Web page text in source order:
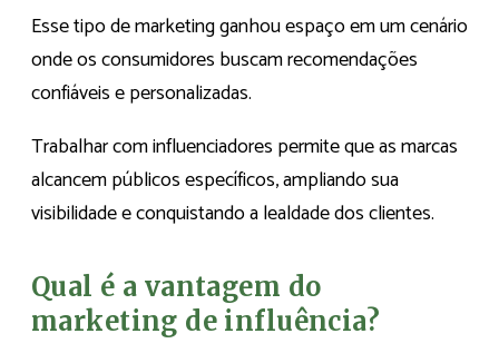
Esse tipo de marketing ganhou espaço em um cenário
onde os consumidores buscam recomendações
confiáveis e personalizadas.
Trabalhar com influenciadores permite que as marcas
alcancem públicos específicos, ampliando sua
visibilidade e conquistando a lealdade dos clientes.
Qual é a vantagem do
marketing de influência?